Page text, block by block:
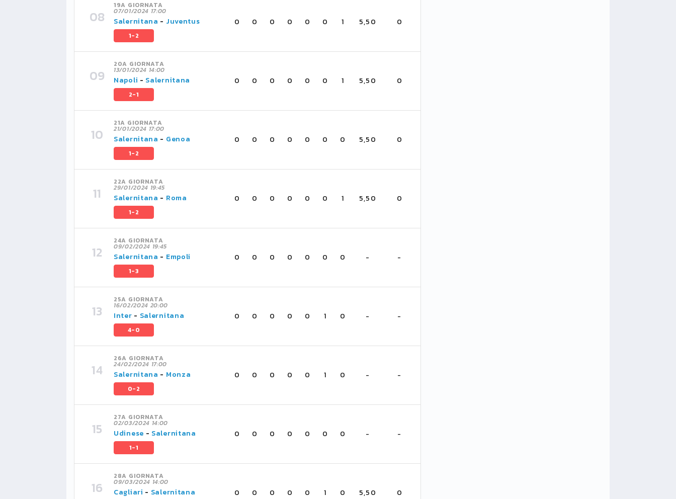
19A GIORNATA
07/01/2024 17:00
Salernitana - Juventus
1-2
0 0 0 0 0 0 1 5,50 0
20A GIORNATA
13/01/2024 14:00
Napoli - Salernitana
2-1
0 0 0 0 0 0 1 5,50 0
21A GIORNATA
21/01/2024 17:00
Salernitana - Genoa
1-2
0 0 0 0 0 0 0 5,50 0
22A GIORNATA
29/01/2024 19:45
Salernitana - Roma
1-2
0 0 0 0 0 0 1 5,50 0
24A GIORNATA
09/02/2024 19:45
Salernitana - Empoli
1-3
0 0 0 0 0 0 0 - -
25A GIORNATA
16/02/2024 20:00
Inter - Salernitana
4-0
0 0 0 0 0 1 0 - -
26A GIORNATA
24/02/2024 17:00
Salernitana - Monza
0-2
0 0 0 0 0 1 0 - -
27A GIORNATA
02/03/2024 14:00
Udinese - Salernitana
1-1
0 0 0 0 0 0 0 - -
28A GIORNATA
09/03/2024 14:00
Cagliari - Salernitana 0 0 0 0 0 1 0 5,50 0